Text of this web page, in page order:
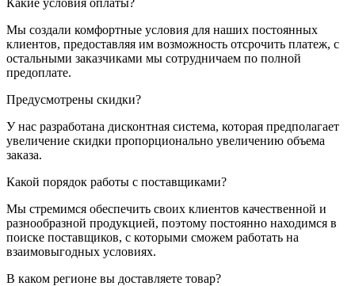
Мы создали комфортные условия для наших постоянных
клиентов, предоставляя им возможность отсрочить платеж, с
остальными заказчиками мы сотрудничаем по полной
предоплате.
Предусмотрены скидки?
У нас разработана дисконтная система, которая предполагает
увеличение скидки пропорционально увеличению объема
заказа.
Какой порядок работы с поставщиками?
Мы стремимся обеспечить своих клиентов качественной и
разнообразной продукцией, поэтому постоянно находимся в
поиске поставщиков, с которыми сможем работать на
взаимовыгодных условиях.
В каком регионе вы доставляете товар?